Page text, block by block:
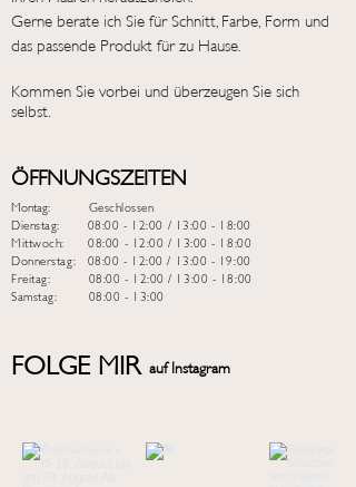
Gerne berate ich Sie für Schnitt, Farbe, Form und
das passende Produkt für zu Hause.
Kommen Sie vorbei und überzeugen Sie sich
selbst.
Montag: Geschlossen
Dienstag: 08:00 - 12:00 / 13:00 - 18:00
Mittwoch: 08:00 - 12:00 / 13:00 - 18:00
Donnerstag: 08:00 - 12:00 / 13:00 - 19:00
Freitag : 08:00 - 12:00 / 13:00 - 18:00
Samstag: 08:00 - 13:00
ÖFFNUNGSZEITEN
FOLGE MIR auf I nstagram